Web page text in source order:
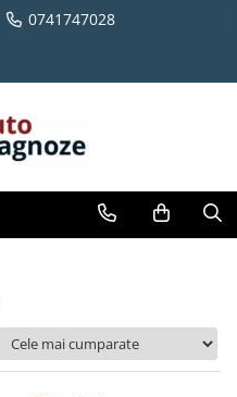
0741747028